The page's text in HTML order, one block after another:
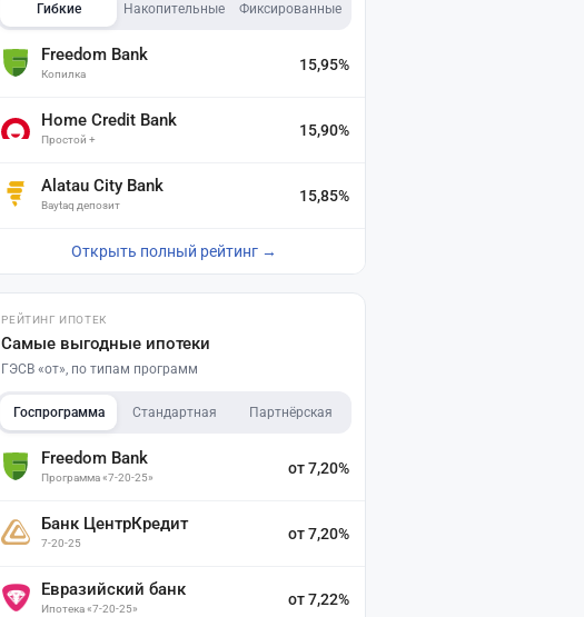
Гибкие Накопительные Фиксированные
Freedom Bank
Копилка
15,95%
Home Credit Bank
Простой +
15,90%
Alatau City Bank
Baytaq депозит
15,85%
Открыть полный рейтинг →
РЕЙТИНГ ИПОТЕК
Самые выгодные ипотеки
ГЭСВ «от», по типам программ
Госпрограмма Стандартная Партнёрская
Freedom Bank
Программа «7-20-25»
от 7,20%
Банк ЦентрКредит
7-20-25
от 7,20%
Евразийский банк
Ипотека «7-20-25»
от 7,22%